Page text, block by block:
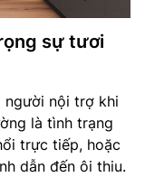
sự tươi
người nội trợ khi
là tình trạng
trực tiếp, hoặc
dẫn đến ôi thiu.